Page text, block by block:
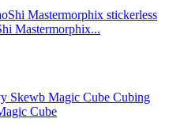
Mastermorphix...
Cubing
Cube